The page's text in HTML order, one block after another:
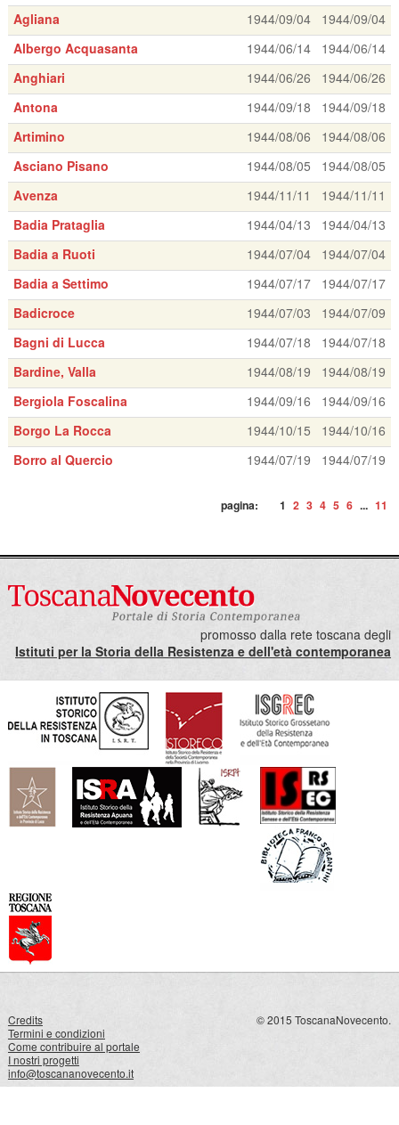
Agliana 1944/09/04
1944/09/04
Albergo Acquasanta
1944/06/14
1944/06/14
Anghiari
1944/06/26
1944/06/26
Antona
1944/09/18
1944/09/18
Artimino
1944/08/06
1944/08/06
Asciano Pisano
1944/08/05
1944/08/05
Avenza
1944/11/11
1944/11/11
Badia Prataglia
1944/04/13
1944/04/13
Badia a Ruoti
1944/07/04
1944/07/04
Badia a Settimo
1944/07/17
1944/07/17
Badicroce
1944/07/03
1944/07/09
Bagni di Lucca
1944/07/18
1944/07/18
Bardine, Valla
1944/08/19
1944/08/19
Bergiola Foscalina
1944/09/16
1944/09/16
Borgo La Rocca
1944/10/15
1944/10/16
Borro al Quercio
1944/07/19 1944/07/19
pagina: 1 2 3 4 5 6 ... 11
promosso dalla rete toscana degli
Istituti per la Storia della Resistenza e dell'età contemporanea
Credits
Termini e condizioni
Come contribuire al portale
I nostri progetti
info@toscananovecento.it
© 2015 ToscanaNovecento.